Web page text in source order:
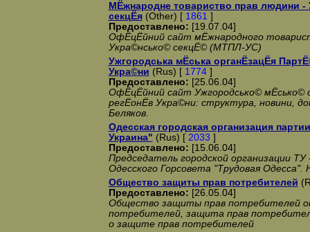
МЁжнародне товариство прав людини -
секцЁя(Other) [ 1861 ]
Предоставлено: [19.07.04]
ОфЁцЁйний сайт мЁжнародного
Укра©нсько© секцЁ© (МТПЛ-УС)
Ужгородська мЁська органЁзацЁя
Укра©ни (Rus) [ 1774]
Предоставлено: [25.06.04]
ОфЁцЁйний сайт Ужгородсько© мЁсько©
регЁонЁв Укра©ни: структура, новини,
Беляков.
Одесская городская организация
Украина" (Rus) [ 2033 ]
Предоставлено: [15.06.04]
Председатель городской организации
Одесского Горсовета "Трудовая Одесса".
Общество защиты прав потребителей
Предоставлено: [26.05.04]
Общество защиты прав потребителей
потребителей, защита прав
о защите прав потребителей